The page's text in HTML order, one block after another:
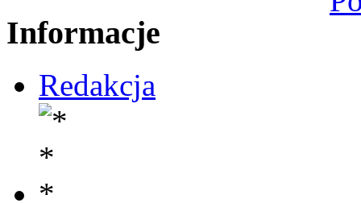
Informacje
Redakcja